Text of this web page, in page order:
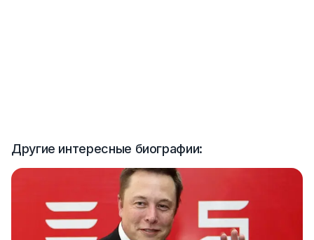
Другие интересные биографии: